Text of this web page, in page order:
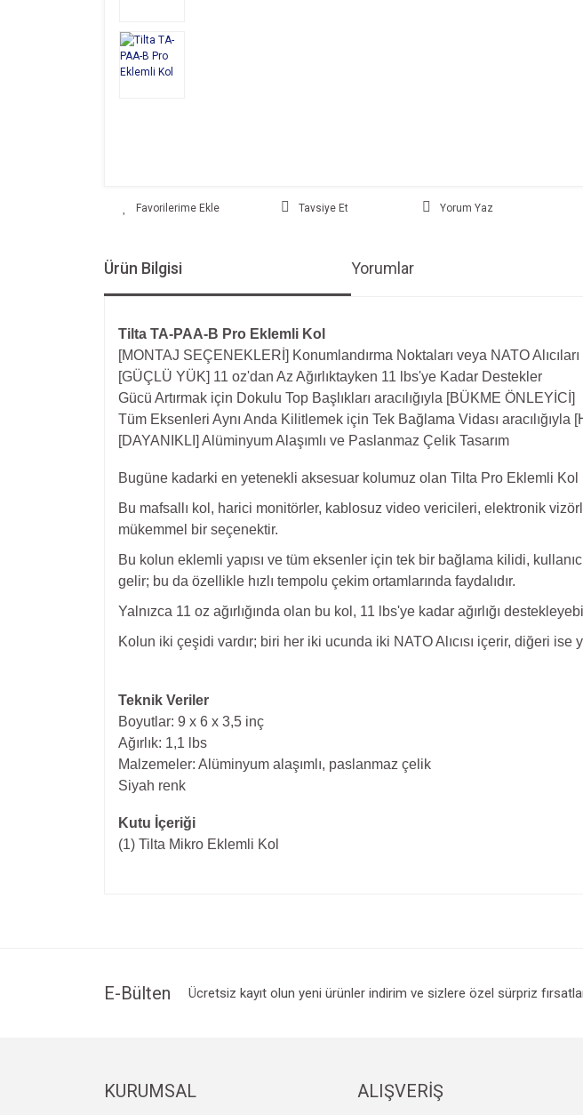
Tavsiye Et Yorum Yaz
Ürün Bilgisi Yorumlar
Tilta TA-PAA-B Pro Eklemli Kol
[MONTAJ SEÇENEKLERİ] Konumlandırma Noktaları veya NATO
[GÜÇLÜ YÜK] 11 oz'dan Az Ağırlıktayken 11 lbs'ye Kadar Destekler
Gücü Artırmak için Dokulu Top Başlıkları aracılığıyla [BÜKME ÖNLEYİCİ]
Tüm Eksenleri Aynı Anda Kilitlemek için Tek Bağlama Vidası aracılığıyla
[DAYANIKLI] Alüminyum Alaşımlı ve Paslanmaz Çelik Tasarım
Bugüne kadarki en yetenekli aksesuar kolumuz olan Tilta Pro Eklemli Kol
Bu mafsallı kol, harici monitörler, kablosuz video vericileri, elektronik
mükemmel bir seçenektir.
Bu kolun eklemli yapısı ve tüm eksenler için tek bir bağlama kilidi,
gelir; bu da özellikle hızlı tempolu çekim ortamlarında faydalıdır.
Yalnızca 11 oz ağırlığında olan bu kol, 11 lbs'ye kadar ağırlığı
Kolun iki çeşidi vardır; biri her iki ucunda iki NATO Alıcısı içerir, diğeri
Teknik Veriler
Boyutlar: 9 x 6 x 3,5 inç
Ağırlık: 1,1 lbs
Malzemeler: Alüminyum alaşımlı, paslanmaz çelik
Siyah renk
Kutu İçeriği
(1) Tilta Mikro Eklemli Kol
Ürün bilgilerinde hatalar bulunuyor.
E-Bülten Ücretsiz kayıt olun yeni ürünler indirim ve sizlere özel sürpriz
KURUMSAL ALIŞVERİŞ